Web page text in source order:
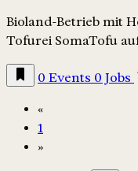
Bioland-Betrieb mit
Tofurei SomaTofu
0 Events 0 Jobs
«
1
»